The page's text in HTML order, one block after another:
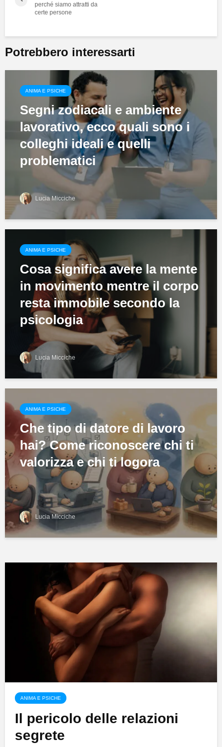
perché siamo attratti da
certe persone
Potrebbero interessarti
ANIMA E PSICHE
Segni zodiacali e ambiente
lavorativo, ecco quali sono i
colleghi ideali e quelli
problematici
Lucia Micciche
ANIMA E PSICHE
Cosa significa avere la mente
in movimento mentre il corpo
resta immobile secondo la
psicologia
Lucia Micciche
ANIMA E PSICHE
Che tipo di datore di lavoro
hai? Come riconoscere chi ti
valorizza e chi ti logora
Lucia Micciche
ANIMA E PSICHE
Il pericolo delle relazioni
segrete